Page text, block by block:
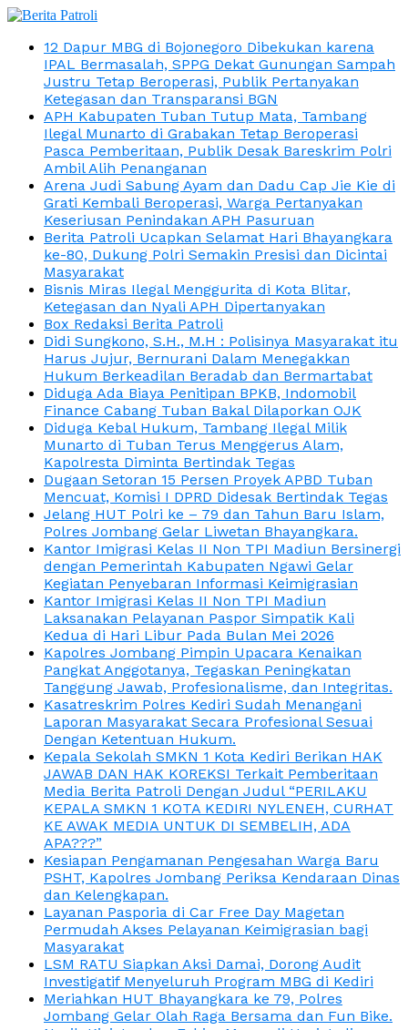
12 Dapur MBG di Bojonegoro Dibekukan karena
IPAL Bermasalah, SPPG Dekat Gunungan Sampah
Justru Tetap Beroperasi, Publik Pertanyakan
Ketegasan dan Transparansi BGN
APH Kabupaten Tuban Tutup Mata, Tambang
Ilegal Munarto di Grabakan Tetap Beroperasi
Pasca Pemberitaan, Publik Desak Bareskrim Polri
Ambil Alih Penanganan
Arena Judi Sabung Ayam dan Dadu Cap Jie Kie di
Grati Kembali Beroperasi, Warga Pertanyakan
Keseriusan Penindakan APH Pasuruan
Berita Patroli Ucapkan Selamat Hari Bhayangkara
ke-80, Dukung Polri Semakin Presisi dan Dicintai
Masyarakat
Bisnis Miras Ilegal Menggurita di Kota Blitar,
Ketegasan dan Nyali APH Dipertanyakan
Box Redaksi Berita Patroli
Didi Sungkono, S.H., M.H : Polisinya Masyarakat itu
Harus Jujur, Bernurani Dalam Menegakkan
Hukum Berkeadilan Beradab dan Bermartabat
Diduga Ada Biaya Penitipan BPKB, Indomobil
Finance Cabang Tuban Bakal Dilaporkan OJK
Diduga Kebal Hukum, Tambang Ilegal Milik
Munarto di Tuban Terus Menggerus Alam,
Kapolresta Diminta Bertindak Tegas
Dugaan Setoran 15 Persen Proyek APBD Tuban
Mencuat, Komisi I DPRD Didesak Bertindak Tegas
Jelang HUT Polri ke – 79 dan Tahun Baru Islam,
Polres Jombang Gelar Liwetan Bhayangkara.
Kantor Imigrasi Kelas II Non TPI Madiun Bersinergi
dengan Pemerintah Kabupaten Ngawi Gelar
Kegiatan Penyebaran Informasi Keimigrasian
Kantor Imigrasi Kelas II Non TPI Madiun
Laksanakan Pelayanan Paspor Simpatik Kali
Kedua di Hari Libur Pada Bulan Mei 2026
Kapolres Jombang Pimpin Upacara Kenaikan
Pangkat Anggotanya, Tegaskan Peningkatan
Tanggung Jawab, Profesionalisme, dan Integritas.
Kasatreskrim Polres Kediri Sudah Menangani
Laporan Masyarakat Secara Profesional Sesuai
Dengan Ketentuan Hukum.
Kepala Sekolah SMKN 1 Kota Kediri Berikan HAK
JAWAB DAN HAK KOREKSI Terkait Pemberitaan
Media Berita Patroli Dengan Judul “PERILAKU
KEPALA SMKN 1 KOTA KEDIRI NYLENEH, CURHAT
KE AWAK MEDIA UNTUK DI SEMBELIH, ADA
APA???”
Kesiapan Pengamanan Pengesahan Warga Baru
PSHT, Kapolres Jombang Periksa Kendaraan Dinas
dan Kelengkapan.
Layanan Pasporia di Car Free Day Magetan
Permudah Akses Pelayanan Keimigrasian bagi
Masyarakat
LSM RATU Siapkan Aksi Damai, Dorong Audit
Investigatif Menyeluruh Program MBG di Kediri
Meriahkan HUT Bhayangkara ke 79, Polres
Jombang Gelar Olah Raga Bersama dan Fun Bike.